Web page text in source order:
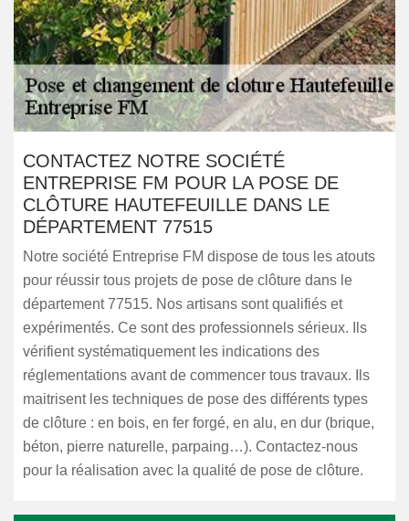
CONTACTEZ NOTRE SOCIÉTÉ
ENTREPRISE FM POUR LA POSE DE
CLÔTURE HAUTEFEUILLE DANS LE
DÉPARTEMENT 77515
Notre société Entreprise FM dispose de tous les atouts
pour réussir tous projets de pose de clôture dans le
département 77515. Nos artisans sont qualifiés et
expérimentés. Ce sont des professionnels sérieux. Ils
vérifient systématiquement les indications des
réglementations avant de commencer tous travaux. Ils
maitrisent les techniques de pose des différents types
de clôture : en bois, en fer forgé, en alu, en dur (brique,
béton, pierre naturelle, parpaing…). Contactez-nous
pour la réalisation avec la qualité de pose de clôture.